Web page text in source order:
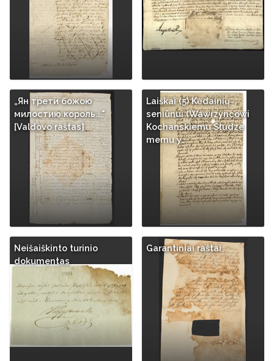
„Ян трети божою
милостию король..."
[Valdovo raštas]
Laiškai (5) Kėdainių
seniūnui (Wawrzyncowi
Kochanskiemu Słudze
memu y…
Neišaiškinto turinio
dokumentas
Garantiniai raštai